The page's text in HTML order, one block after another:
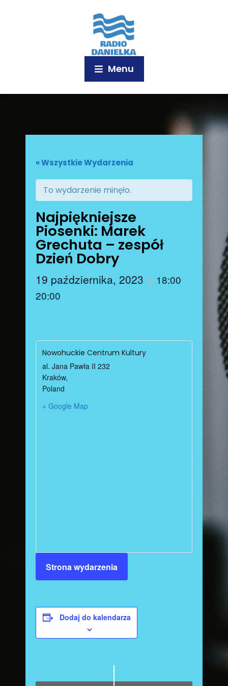
Menu
« Wszystkie Wydarzenia
To wydarzenie minęło.
Najpiękniejsze
Piosenki: Marek
Grechuta – zespół
Dzień Dobry
19 października, 2023 @ 18:00 –
20:00
Nowohuckie Centrum Kultury
al. Jana Pawła II 232
Kraków,
Poland
+ Google Map
Strona wydarzenia
Dodaj do kalendarza